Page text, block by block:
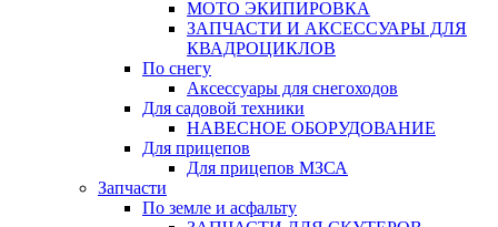
МОТО ЭКИПИРОВКА
ЗАПЧАСТИ И АКСЕССУАРЫ ДЛЯ
КВАДРОЦИКЛОВ
По снегу
Аксессуары для снегоходов
Для садовой техники
НАВЕСНОЕ ОБОРУДОВАНИЕ
Для прицепов
Для прицепов МЗСА
Запчасти
По земле и асфальту